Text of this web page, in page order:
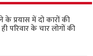
के प्रयास में दो कारों की
परिवार के चार लोगों की